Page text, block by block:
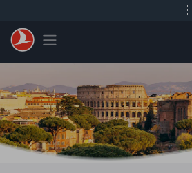
Toggle navigation